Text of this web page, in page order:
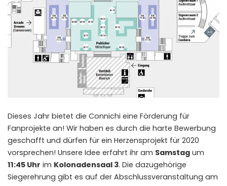
Dieses Jahr bietet die Connichi eine Förderung für
Fanprojekte an! Wir haben es durch die harte Bewerbung
geschafft und dürfen für ein Herzensprojekt für 2020
vorsprechen! Unsere Idee erfahrt ihr am Samstag um
11:45 Uhr im Kolonadensaal 3. Die dazugehörige
Siegerehrung gibt es auf der Abschlussveranstaltung am